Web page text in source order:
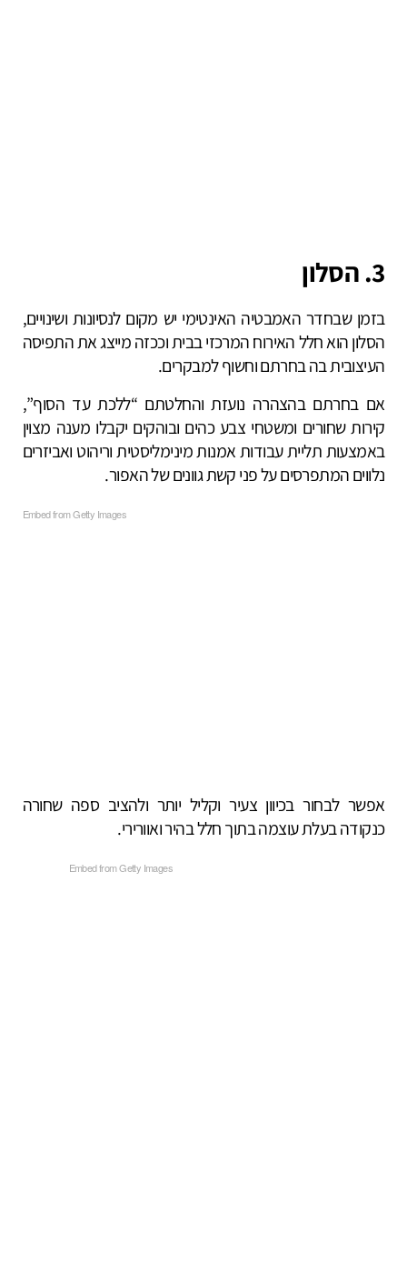
3. הסלון
בזמן שבחדר האמבטיה האינטימי יש מקום לנסיונות ושינויים,
הסלון הוא חלל האירוח המרכזי בבית וככזה מייצג את התפיסה
העיצובית בה בחרתם וחשוף למבקרים.
אם בחרתם בהצהרה נועזת והחלטתם “ללכת עד הסוף”,
קירות שחורים ומשטחי צבע כהים ובוהקים יקבלו מענה מצוין
באמצעות תליית עבודות אמנות מינימליסטית וריהוט ואביזרים
נלווים המתפרסים על פני קשת גוונים של האפור.
Embed from Getty Images
אפשר לבחור בכיוון צעיר וקליל יותר ולהציב ספה שחורה
כנקודה בעלת עוצמה בתוך חלל בהיר ואוורירי.
Embed from Getty Images